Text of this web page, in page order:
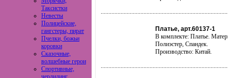
Таксистки
Невесты
Полицейские,
гангстеры, пират
Пчелки, божьи
коровки
Сказочные,
волшебные герои
Спортивные,
черлидинг,
Платье, арт.60137-1
В комплекте: Платье.
Полиэстер, Спандек.
Производство: Китай.